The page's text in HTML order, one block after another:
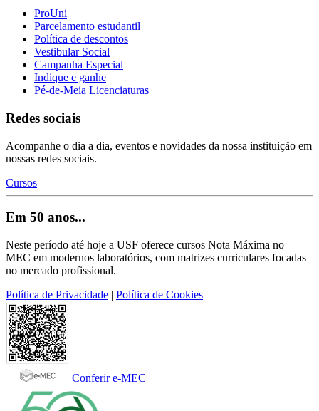
ProUni
Parcelamento estudantil
Política de descontos
Vestibular Social
Campanha Especial
Indique e ganhe
Pé-de-Meia Licenciaturas
Redes sociais
Acompanhe o dia a dia, eventos e novidades da nossa instituição em
nossas redes sociais.
Cursos
Em 50 anos...
Neste período até hoje a USF oferece cursos Nota Máxima no
MEC em modernos laboratórios, com matrizes curriculares focadas
no mercado profissional.
Política de Privacidade | Política de Cookies
Conferir e-MEC